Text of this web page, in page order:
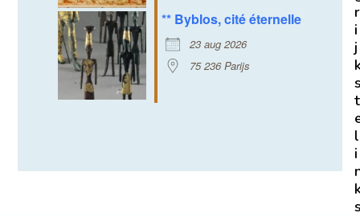
** Byblos, cité éternelle
23 aug 2026
75 236 Parijs
r
i
j
t
l
i